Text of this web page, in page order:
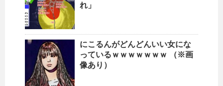
れ」
にこるんがどんどんいい女にな
っているｗｗｗｗｗｗｗ （※画
像あり）